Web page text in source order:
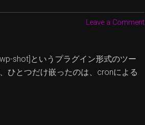
Leave a Comment
shot]というプラグイン形式のツー
ひとつだけ嵌ったのは、cronによる